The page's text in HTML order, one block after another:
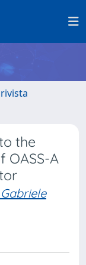
the
OASS-A